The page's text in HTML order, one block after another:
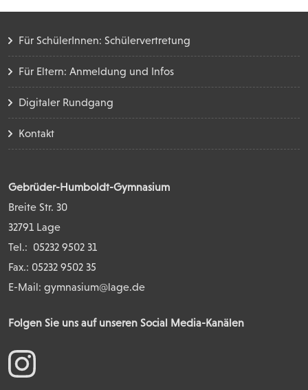
Für SchülerInnen: Schülervertretung
Für Eltern: Anmeldung und Infos
Digitaler Rundgang
Kontakt
Gebrüder-Humboldt-Gymnasium
Breite Str. 30
32791 Lage
Tel.: 05232 9502 31
Fax.: 05232 9502 35
E-Mail: gymnasium@lage.de
Folgen Sie uns auf unseren Social Media-Kanälen